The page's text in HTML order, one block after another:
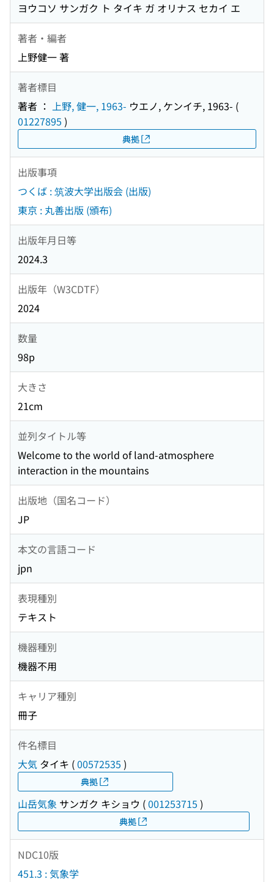
ヨウコソ サンガク ト タイキ ガ オリナス セカイ エ
著者・編者
上野健一 著
著者標目
著者 ： 上野, 健一, 1963- ウエノ, ケンイチ, 1963- (
01227895 )
典拠
出版事項
つくば : 筑波大学出版会 (出版)
東京 : 丸善出版 (頒布)
出版年月日等
2024.3
出版年（W3CDTF）
2024
数量
98p
大きさ
21cm
並列タイトル等
Welcome to the world of land-atmosphere
interaction in the mountains
出版地（国名コード）
JP
本文の言語コード
jpn
表現種別
テキスト
機器種別
機器不用
キャリア種別
冊子
件名標目
大気 タイキ (00572535 )
典拠
山岳気象 サンガク キショウ (001253715 )
典拠
NDC10版
451.3 : 気象学